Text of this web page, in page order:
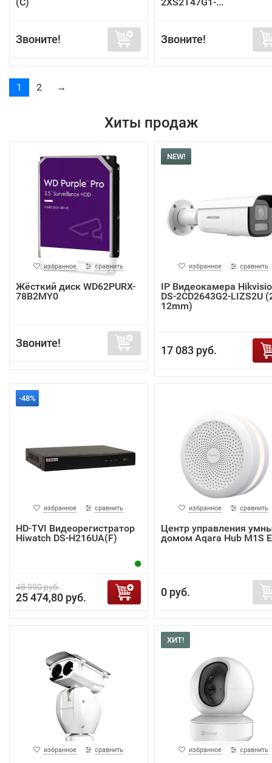
Звоните! Звоните!
1 2 →
Хиты продаж
избранное сравнить
Жёсткий диск WD62PURX-
78B2MY0
Звоните!
NEW!
избранное сравнить
IP Видеокамера
DS-2CD2643G2-LIZS2U
12mm)
17 083 руб.
-48%
избранное сравнить
HD-TVI Видеорегистратор
Hiwatch DS-H216UA(F)
48 990 руб.
25 474,80 руб.
избранное сравнить
Центр управления
домом Aqara Hub M1S
0 руб.
избранное сравнить
ХИТ!
избранное сравнить